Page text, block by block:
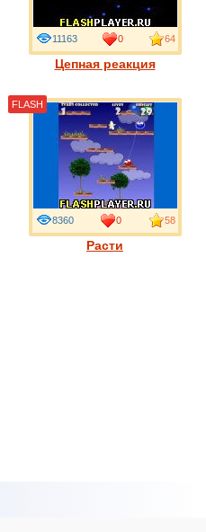
Цепная реакция
11163 0 64
Расти
8360 0 58
FLASH